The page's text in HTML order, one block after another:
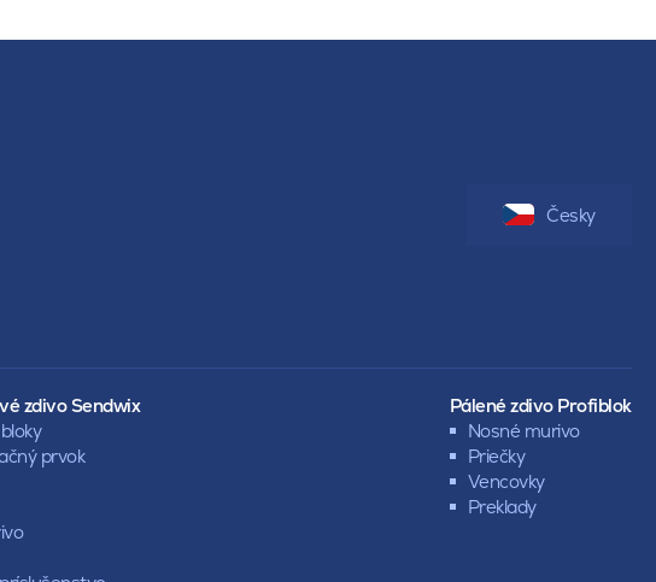
zdivo Sendwix
prvok
Pálené zdivo Profiblok
Nosné murivo
Priečky
Vencovky
Preklady
Česky